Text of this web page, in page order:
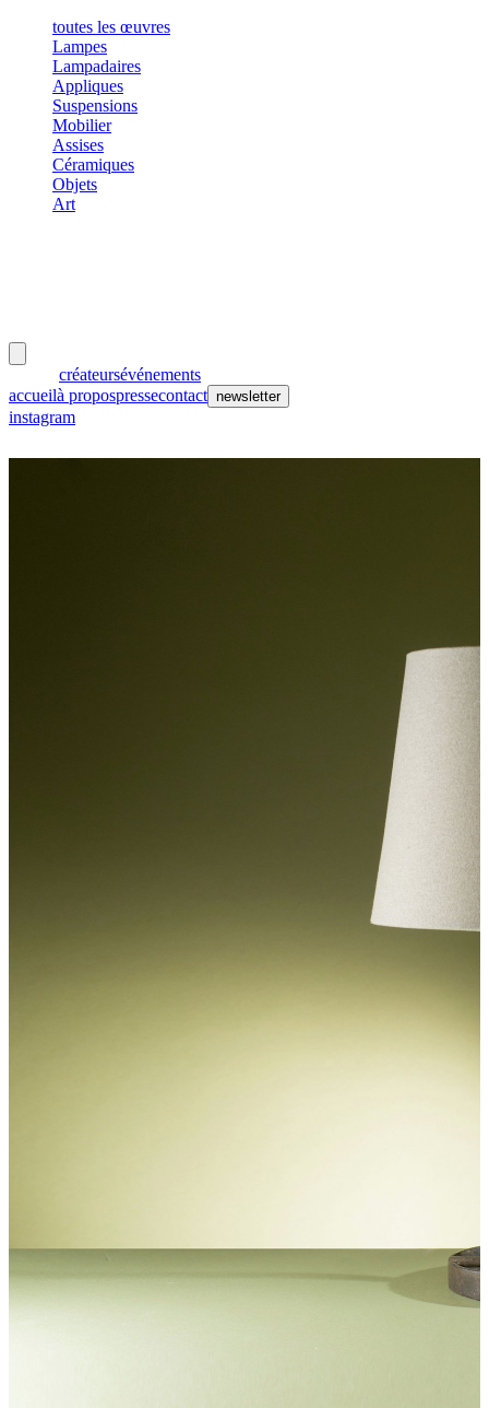
toutes les œuvres
Lampes
Lampadaires
Appliques
Suspensions
Mobilier
Assises
Céramiques
Objets
Art
créateursévénements
accueilà propospressecontact newsletter
instagram